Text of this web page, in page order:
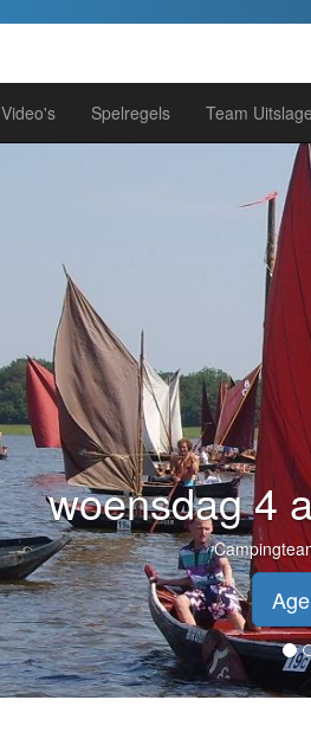
Video's Spelregels Team
woensdag 4